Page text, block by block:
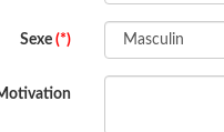
Sexe (*)